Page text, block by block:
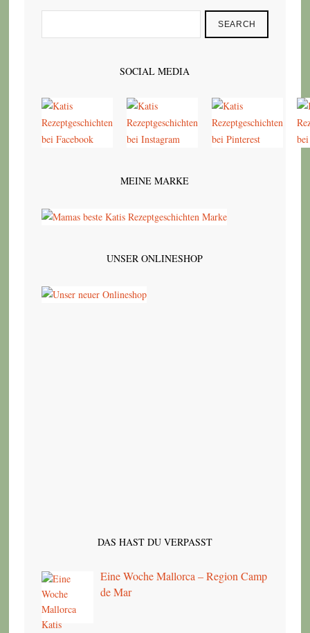
SEARCH
SOCIAL MEDIA
MEINE MARKE
UNSER ONLINESHOP
DAS HAST DU VERPASST
Eine Woche Mallorca – Region Camp
de Mar